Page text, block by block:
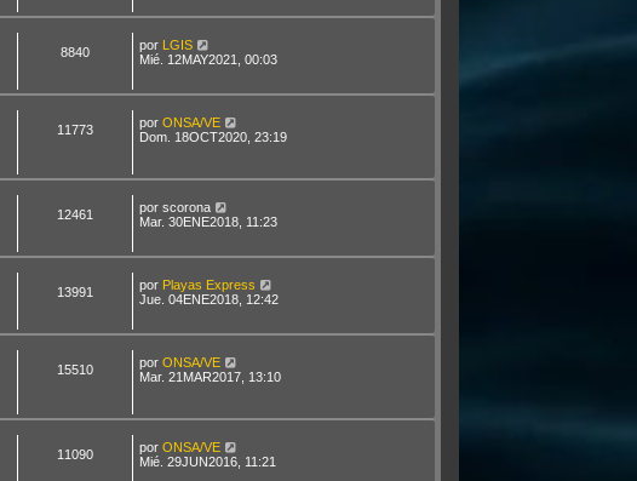
8840 por LGIS
Mié. 12MAY2021, 00:03
11773 por ONSA/VE
Dom. 18OCT2020, 23:19
12461 por scorona
Mar. 30ENE2018, 11:23
13991 por Playas Express
Jue. 04ENE2018, 12:42
15510 por ONSA/VE
Mar. 21MAR2017, 13:10
11090 por ONSA/VE
Mié. 29JUN2016, 11:21